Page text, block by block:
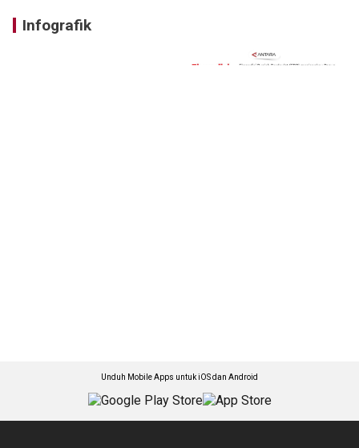
Infografik
Unduh Mobile Apps untuk iOS dan Android